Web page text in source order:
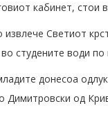
кабинет,
Светиот
студените води
донесоа
Димитровски од